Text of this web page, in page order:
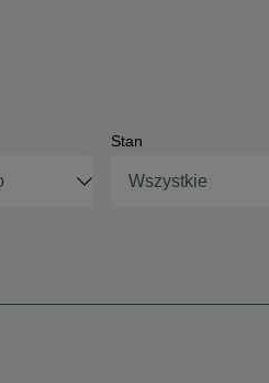
Stan
Wszystkie